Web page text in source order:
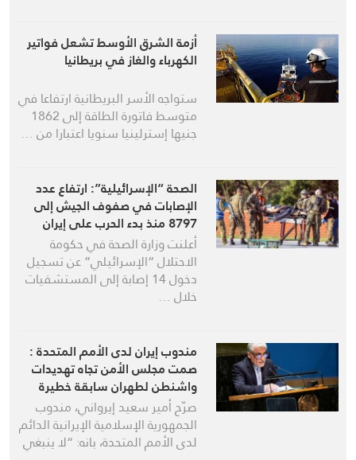
أزمة الشرق الأوسط تشعل فواتير
الكهرباء والغاز في بريطانيا
ستواجه الأسر البريطانية ارتفاعا في
متوسط فاتورة الطاقة إلى 1862
جنيها إسترلينيا سنويا اعتبارا من …
الصحة “الإسرائيلية”: ارتفاع عدد
الإصابات في صفوف الجيش إلى
8797 منذ بدء الحرب على إيران
أعلنت وزارة الصحة في حكومة
الاحتلال “الإسرائيلي” عن تسجيل
دخول 14 إصابة إلى المستشفيات
مندوب إيران لدى الأمم المتحدة :
صمت مجلس الأمن تجاه تهديدات
واشنطن لطهران سابقة خطيرة
صرّح أمير سعيد إيرواني، مندوب
الجمهورية الإسلامية الإيرانية الدائم
لدى الأمم المتحدة، بانه: “لا ينبغي